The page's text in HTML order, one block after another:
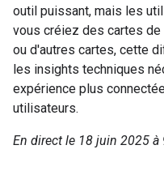
outil puissant, mais les
vous créiez des cartes
ou d'autres cartes, cette
les insights techniques
expérience plus
utilisateurs.
En direct le 18 juin 2025 à